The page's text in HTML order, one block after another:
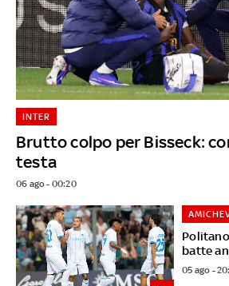
Brutto colpo per Bisseck:
testa
INTER
06 ago - 00:20
batte
05 ago -